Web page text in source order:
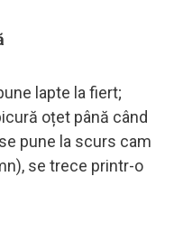
lapte la fiert;
oțet până când
pune la scurs cam
se trece printr-o